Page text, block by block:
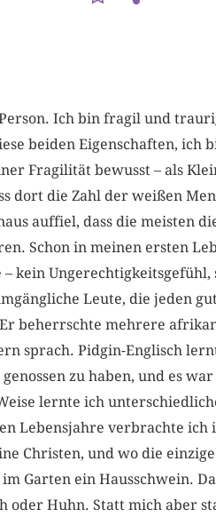
Ich bin fragil und
beiden Eigenschaften, ich
Fragilität bewusst – als
dort die Zahl der weißen
auffiel, dass die meisten
Schon in meinen ersten
kein
Leute, die jeden
beherrschte mehrere
sprach. Pidgin-Englisch
zu haben, und es
lernte ich
Lebensjahre verbrachte ich
Christen, und wo die
Garten ein Hausschwein.
Huhn. Statt mich aber